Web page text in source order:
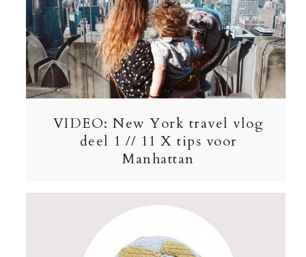
VIDEO: New York travel vlog
deel 1 // 11 X tips voor
Manhattan